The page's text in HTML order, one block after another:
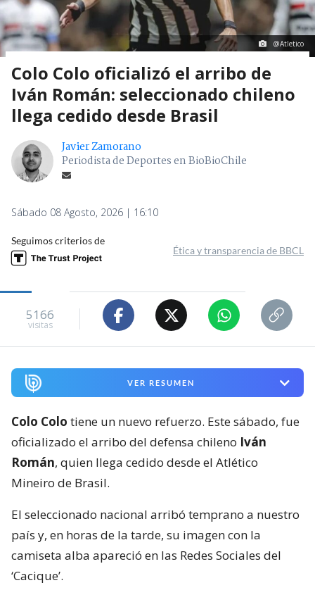
@Atletico
Colo Colo oficializó el arribo de
Iván Román: seleccionado chileno
llega cedido desde Brasil
Javier Zamorano
Periodista de Deportes en BioBioChile
Sábado 08 Agosto, 2026 | 16:10
Seguimos criterios de
Ética y transparencia de BBCL
5166
visitas
VER RESUMEN
Colo Colo tiene un nuevo refuerzo. Este sábado, fue
oficializado el arribo del defensa chileno Iván
Román, quien llega cedido desde el Atlético
Mineiro de Brasil.
El seleccionado nacional arribó temprano a nuestro
país y, en horas de la tarde, su imagen con la
camiseta alba apareció en las Redes Sociales del
‘Cacique’.